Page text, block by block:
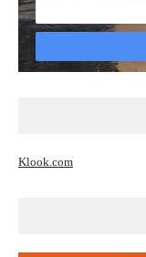
Klook.com